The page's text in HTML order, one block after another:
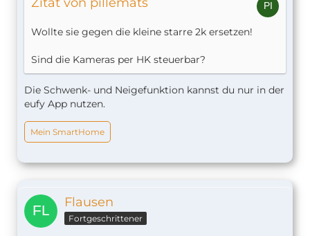
Wollte sie gegen die kleine starre 2k ersetzen!
Sind die Kameras per HK steuerbar?
Die Schwenk- und Neigefunktion kannst du nur in der
eufy App nutzen.
Mein SmartHome
Flausen
Fortgeschrittener